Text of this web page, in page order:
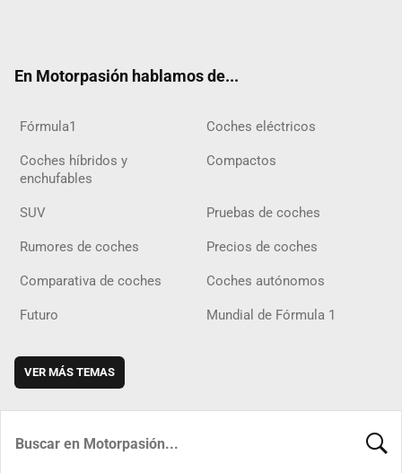
En Motorpasión hablamos de...
Fórmula1 Coches eléctricos
Coches híbridos y
enchufables
Compactos
SUV Pruebas de coches
Rumores de coches Precios de coches
Comparativa de coches Coches autónomos
Futuro Mundial de Fórmula 1
VER MÁS TEMAS